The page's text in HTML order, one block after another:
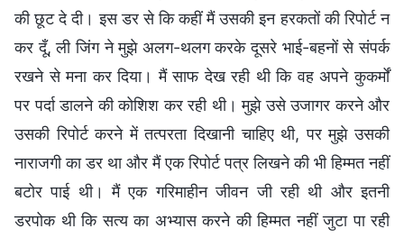
की छूट दे दी। इस डर से कि कहीं मैं उसकी इन हरकतों की रिपोर्ट न
कर दूँ, ली जिंग ने मुझे अलग-थलग करके दूसरे भाई-बहनों से संपर्क
रखने से मना कर दिया। मैं साफ देख रही थी कि वह अपने कुकर्मों
पर पर्दा डालने की कोशिश कर रही थी। मुझे उसे उजागर करने और
उसकी रिपोर्ट करने में तत्परता दिखानी चाहिए थी, पर मुझे उसकी
नाराजगी का डर था और मैं एक रिपोर्ट पत्र लिखने की भी हिम्मत नहीं
बटोर पाई थी। मैं एक गरिमाहीन जीवन जी रही थी और इतनी
डरपोक थी कि सत्य का अभ्यास करने की हिम्मत नहीं जुटा पा रही